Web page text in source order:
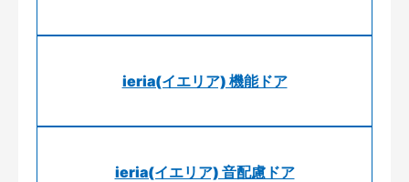
ieria(イエリア) 機能ドア
ieria(イエリア) 音配慮ドア